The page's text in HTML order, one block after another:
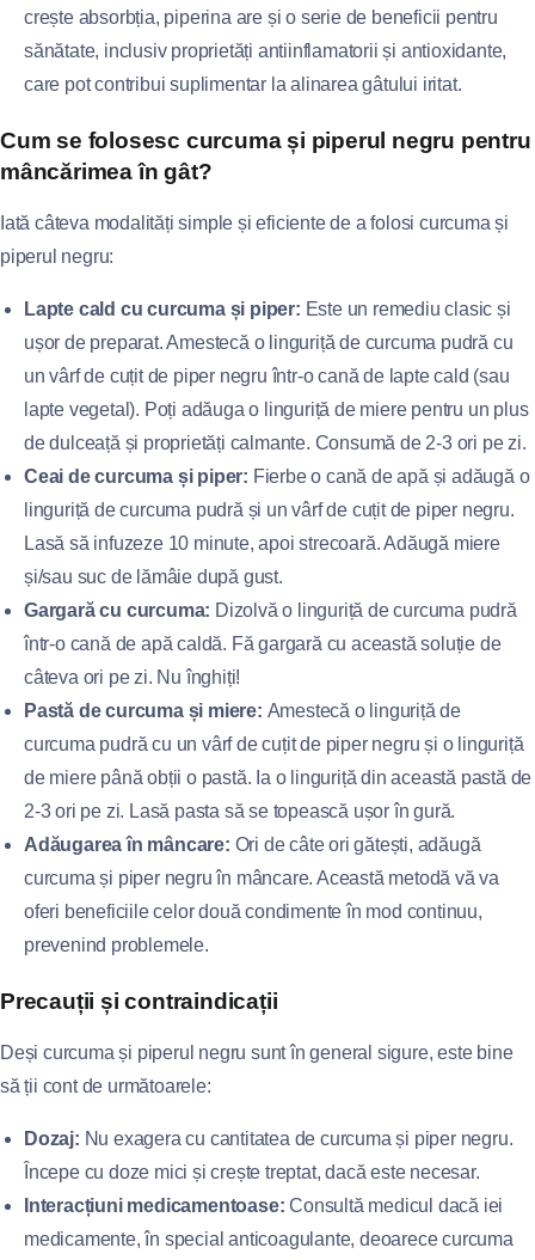
crește absorbția, piperina are și o serie de beneficii pentru
sănătate, inclusiv proprietăți antiinflamatorii și antioxidante,
care pot contribui suplimentar la alinarea gâtului iritat.
Cum se folosesc curcuma și piperul negru pentru
mâncărimea în gât?
Iată câteva modalități simple și eficiente de a folosi curcuma și
piperul negru:
Lapte cald cu curcuma și piper: Este un remediu clasic și
ușor de preparat. Amestecă o linguriță de curcuma pudră cu
un vârf de cuțit de piper negru într-o cană de lapte cald (sau
lapte vegetal). Poți adăuga o linguriță de miere pentru un plus
de dulceață și proprietăți calmante. Consumă de 2-3 ori pe zi.
Ceai de curcuma și piper: Fierbe o cană de apă și adăugă o
linguriță de curcuma pudră și un vârf de cuțit de piper negru.
Lasă să infuzeze 10 minute, apoi strecoară. Adăugă miere
și/sau suc de lămâie după gust.
Gargară cu curcuma: Dizolvă o linguriță de curcuma pudră
într-o cană de apă caldă. Fă gargară cu această soluție de
câteva ori pe zi. Nu înghiți!
Pastă de curcuma și miere: Amestecă o linguriță de
curcuma pudră cu un vârf de cuțit de piper negru și o linguriță
de miere până obții o pastă. Ia o linguriță din această pastă de
2-3 ori pe zi. Lasă pasta să se topească ușor în gură.
Adăugarea în mâncare: Ori de câte ori gătești, adăugă
curcuma și piper negru în mâncare. Această metodă vă va
oferi beneficiile celor două condimente în mod continuu,
prevenind problemele.
Precauții și contraindicații
Deși curcuma și piperul negru sunt în general sigure, este bine
să ții cont de următoarele:
Dozaj: Nu exagera cu cantitatea de curcuma și piper negru.
Începe cu doze mici și crește treptat, dacă este necesar.
Interacțiuni medicamentoase: Consultă medicul dacă iei
medicamente, în special anticoagulante, deoarece curcuma